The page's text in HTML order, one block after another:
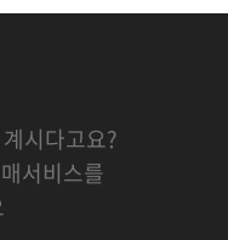
시다고요?
서비스를